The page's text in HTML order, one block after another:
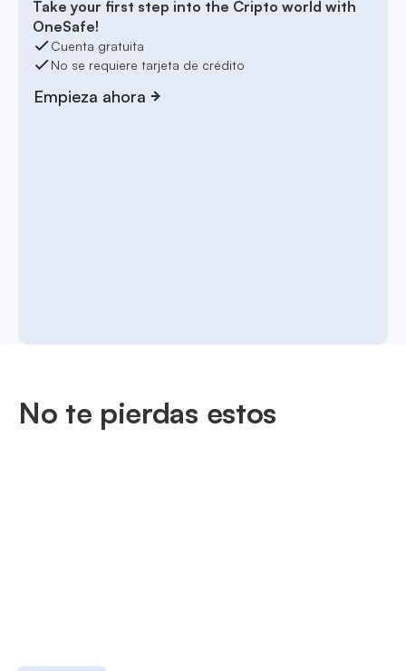
Take your first step into the Cripto world with
OneSafe!
Cuenta gratuita
No se requiere tarjeta de crédito
Empieza ahora
No te pierdas estos